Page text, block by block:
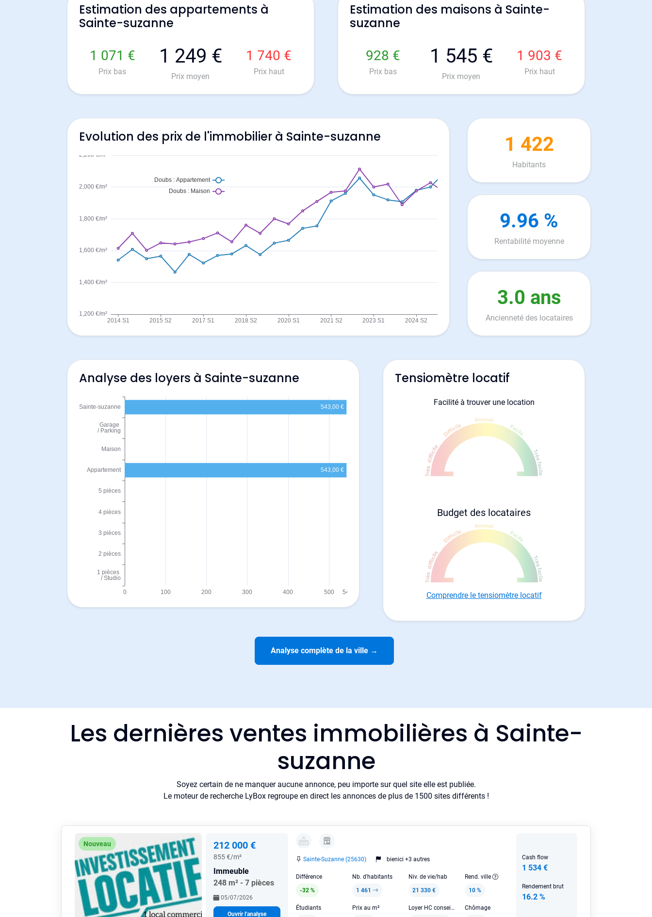
Estimation des appartements à
Sainte-suzanne
1 071 €
Prix bas
1 249 €
Prix moyen
1 740 €
Prix haut
Estimation des maisons à Sainte-
suzanne
928 €
Prix bas
1 545 €
Prix moyen
1 903 €
Prix haut
Evolution des prix de l'immobilier à Sainte-suzanne 1 422
Habitants
9.96 %
Rentabilité moyenne
3.0 ans
Ancienneté des locataires
Analyse des loyers à Sainte-suzanne Tensiomètre locatif
Facilité à trouver une location
Budget des locataires
Comprendre le tensiomètre locatif
Analyse complète de la ville →
Les dernières ventes immobilières à Sainte-
suzanne
Soyez certain de ne manquer aucune annonce, peu importe sur quel site elle est publiée.
Le moteur de recherche LyBox regroupe en direct les annonces de plus de 1500 sites différents !
Nouveau 212 000 €
855 €/m²
Immeuble
248 m² - 7 pièces
05/07/2026
Ouvrir l'analyse
Sainte-Suzanne (25630) bienici +3 autres
Différence
-32 %
Nb. d'habitants
1 461
Niv. de vie/hab
21 330 €
Rend. ville
10 %
Étudiants Prix au m² Loyer HC conseillé Chômage
Cash flow
1 534 €
Rendement brut
16.2 %